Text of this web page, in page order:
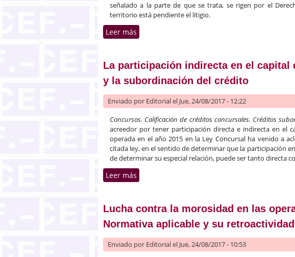
señalado a la parte de que se trata, se rigen por el
territorio está pendiente el litigio.
Leer más
La participación indirecta en el capital
y la subordinación del crédito
Enviado por Editorialel Jue, 24/08/2017 - 12:22
Concursos. Calificación de créditos concursales. Créditos
acreedor por tener participación directa e indirecta en el
operada en el año 2015 en la Ley Concursal ha venido a
citada ley, en el sentido de determinar que la participación
de determinar su especial relación, puede ser tanto directa
Leer más
Lucha contra la morosidad en las
Normativa aplicable y su retroactividad
Enviado por Editorialel Jue, 24/08/2017 - 10:53